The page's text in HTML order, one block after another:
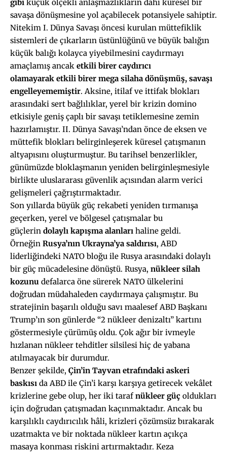
gibi küçük ölçekli anlaşmazlıkların dahi küresel bir
savaşa dönüşmesine yol açabilecek potansiyele sahiptir.
Nitekim I. Dünya Savaşı öncesi kurulan müttefiklik
sistemleri de çıkarların üstünlüğünü ve büyük balığın
küçük balığı kolayca yiyebilmesini caydırmayı
amaçlamış ancak etkili birer caydırıcı
olamayarak etkili birer mega silaha dönüşmüş, savaşı
engelleyememiştir. Aksine, itilaf ve ittifak blokları
arasındaki sert bağlılıklar, yerel bir krizin domino
etkisiyle geniş çaplı bir savaşı tetiklemesine zemin
hazırlamıştır. II. Dünya Savaşı’ndan önce de eksen ve
müttefik blokları belirginleşerek küresel çatışmanın
altyapısını oluşturmuştur. Bu tarihsel benzerlikler,
günümüzde bloklaşmanın yeniden belirginleşmesiyle
birlikte uluslararası güvenlik açısından alarm verici
gelişmeleri çağrıştırmaktadır.
Son yıllarda büyük güç rekabeti yeniden tırmanışa
geçerken, yerel ve bölgesel çatışmalar bu
güçlerin dolaylı kapışma alanları haline geldi.
Örneğin Rusya’nın Ukrayna’ya saldırısı, ABD
liderliğindeki NATO bloğu ile Rusya arasındaki dolaylı
bir güç mücadelesine dönüştü. Rusya, nükleer silah
kozunu defalarca öne sürerek NATO ülkelerini
doğrudan müdahaleden caydırmaya çalışmıştır. Bu
stratejinin başarılı olduğu savı maalesef ABD Başkanı
Trump’ın son günlerde “2 nükleer denizaltı” kartını
göstermesiyle çürümüş oldu. Çok ağır bir ivmeyle
hızlanan nükleer tehditler silsilesi hiç de yabana
atılmayacak bir durumdur.
Benzer şekilde, Çin’in Tayvan etrafındaki askeri
baskısı da ABD ile Çin’i karşı karşıya getirecek vekâlet
krizlerine gebe olup, her iki tarafnükleer güç oldukları
için doğrudan çatışmadan kaçınmaktadır. Ancak bu
karşılıklı caydırıcılık hâli, krizleri çözümsüz bırakarak
uzatmakta ve bir noktada nükleer kartın açıkça
masaya konması riskini artırmaktadır. Keza